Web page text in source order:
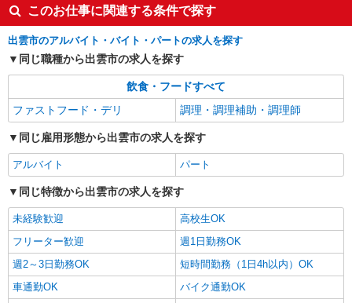
キープ
このお仕事に関連する条件で探す
出雲市のアルバイト・バイト・パートの求人を探す
同じ職種から出雲市の求人を探す
飲食・フードすべて
ファストフード・デリ
調理・調理補助・調理師
同じ雇用形態から出雲市の求人を探す
アルバイト パート
同じ特徴から出雲市の求人を探す
未経験歓迎
高校生OK
フリーター歓迎
週1日勤務OK
週2～3日勤務OK
短時間勤務（1日4h以内）OK
車通勤OK
バイク通勤OK